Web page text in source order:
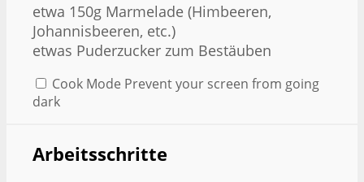
etwa 150g Marmelade (Himbeeren,
Johannisbeeren, etc.)
etwas Puderzucker zum Bestäuben
Cook Mode Prevent your screen from going
dark
Arbeitsschritte